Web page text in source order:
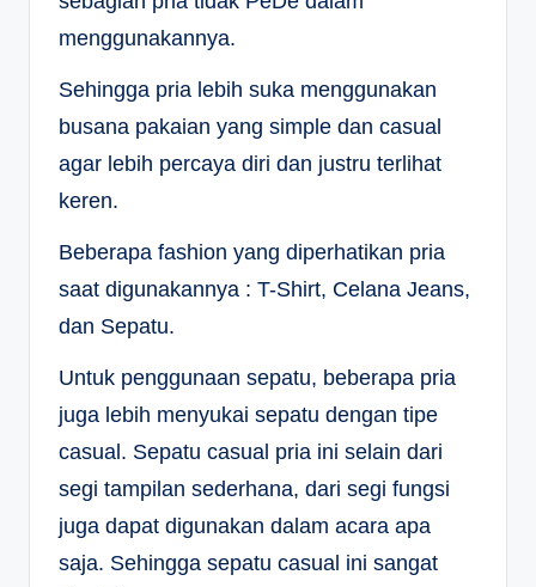
menggunakannya.
Sehingga pria lebih suka menggunakan
busana pakaian yang simple dan casual
agar lebih percaya diri dan justru terlihat
keren.
Beberapa fashion yang diperhatikan pria
saat digunakannya : T-Shirt, Celana Jeans,
dan Sepatu.
Untuk penggunaan sepatu, beberapa pria
juga lebih menyukai sepatu dengan tipe
casual. Sepatu casual pria ini selain dari
segi tampilan sederhana, dari segi fungsi
juga dapat digunakan dalam acara apa
saja. Sehingga sepatu casual ini sangat